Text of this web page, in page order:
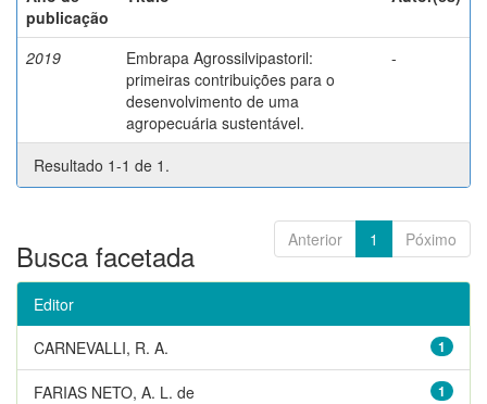
publicação
2019
Embrapa Agrossilvipastoril:
primeiras contribuições para o
desenvolvimento de uma
agropecuária sustentável.
-
Resultado 1-1 de 1.
Anterior 1 Póximo
Busca facetada
Editor
1
CARNEVALLI, R. A.
1
FARIAS NETO, A. L. de